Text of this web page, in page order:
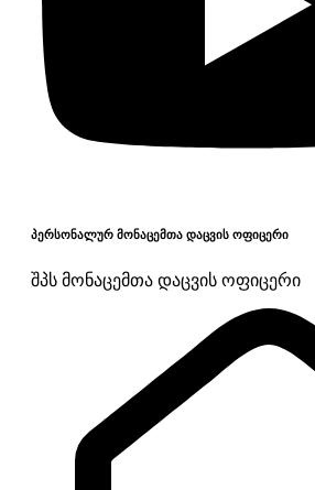
პერსონალურ მონაცემთა დაცვის ოფიცერი
შპს მონაცემთა დაცვის ოფიცერი